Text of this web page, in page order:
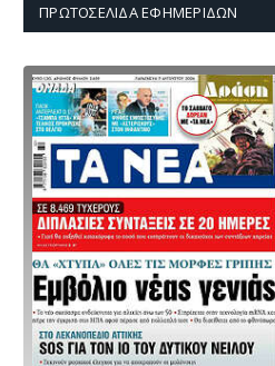
ΠΡΩΤΟΣΈΛΙΔΑ ΕΦΗΜΕΡΊΔΩΝ